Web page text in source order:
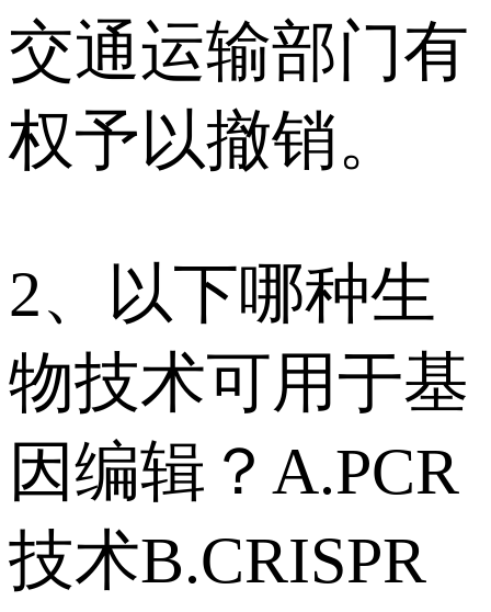
交通运输部门有
权予以撤销。
2、以下哪种生
物技术可用于基
因编辑？ A.PCR
技术 B.CRISPR